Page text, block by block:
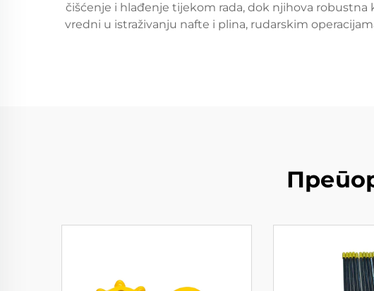
čišćenje i hlađenje tijekom rada, dok njihova
vredni u istraživanju nafte i plina, rudarskim